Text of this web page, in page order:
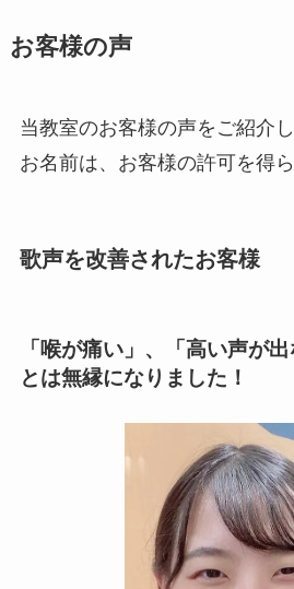
お客様の声
当教室のお客様の声をご紹介
お名前は、お客様の許可を得
歌声を改善されたお客様
「喉が痛い」、「高い声が
とは無縁になりました！